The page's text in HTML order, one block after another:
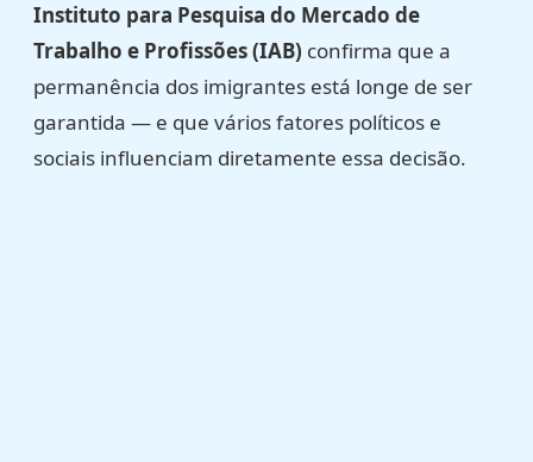
Instituto para Pesquisa do Mercado de
Trabalho e Profissões (IAB) confirma que a
permanência dos imigrantes está longe de ser
garantida — e que vários fatores políticos e
sociais influenciam diretamente essa decisão.